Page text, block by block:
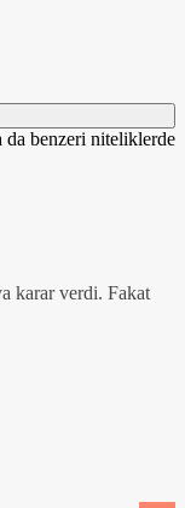
da benzeri niteliklerde
karar verdi. Fakat